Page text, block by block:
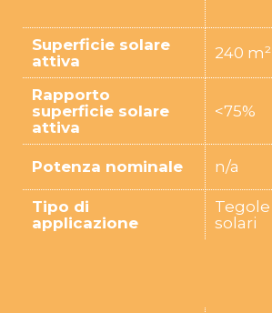
Superficie solare
attiva
240 m²
Rapporto
superficie solare
attiva
<75%
Potenza nominale n/a
Tipo di
applicazione
Tegole
solari